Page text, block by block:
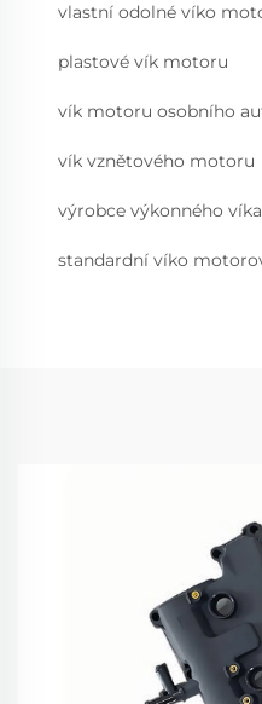
vlastní odolné víko
plastové vík motoru
vík motoru osobního
vík vznětového motoru
výrobce výkonného
standardní víko